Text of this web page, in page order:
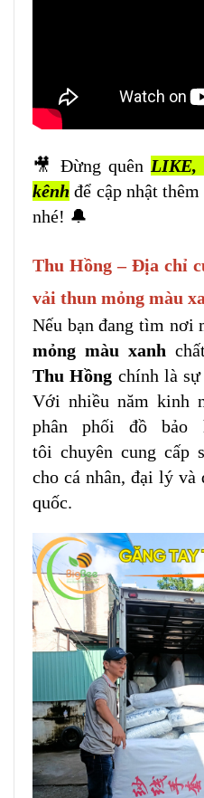
🎥 Đừng quên LIKE,
kênh để cập nhật
nhé! 🔔
Thu Hồng – Địa chỉ
vải thun mỏng màu
Nếu bạn đang tìm nơi
mỏng màu xanh
Thu Hồng chính là
Với nhiều năm kinh
phân phối đồ bảo
tôi chuyên cung cấp
cho cá nhân, đại lý và
quốc.